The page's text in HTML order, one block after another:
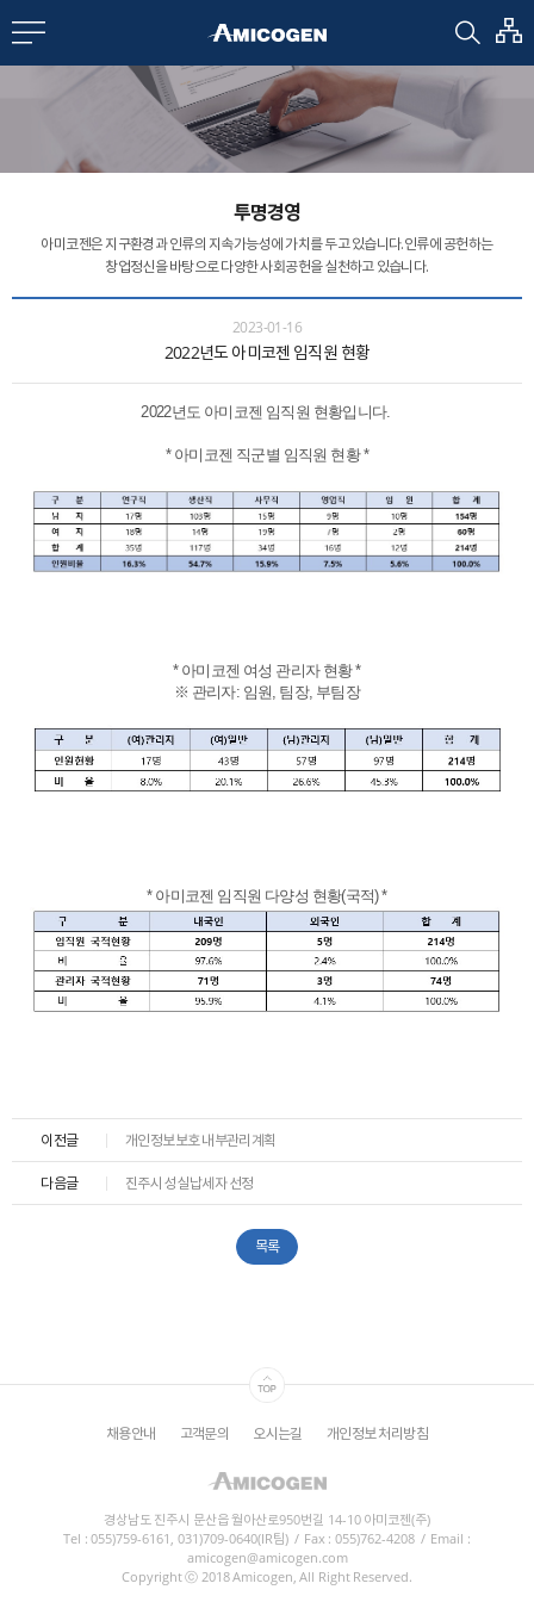
us
투명경영
아미코젠은 지구환경과 인류의 지속가능성에 가치를 두고 있습니다.인류에 공헌하는
창업정신을 바탕으로 다양한 사회공헌을 실천하고 있습니다.
2023-01-16
2022년도 아미코젠 임직원 현황
​2022년도 아미코젠 임직원 현황입니다.
* 아미코젠 직군별 임직원 현황 *
* 아미코젠 여성 관리자 현황 *
※ 관리자: 임원, 팀장, 부팀장
* 아미코젠 임직원 다양성 현황(국적) *
이전글 개인정보보호 내부관리계획
다음글 진주시 성실납세자 선정
목록
채용안내 고객문의 오시는길 개인정보 처리방침
경상남도 진주시 문산읍 월아산로950번길 14-10 아미코젠(주)
Tel : 055)759-6161, 031)709-0640(IR팀) / Fax : 055)762-4208 / Email :
amicogen@amicogen.com
Copyright ⓒ 2018 Amicogen, All Right Reserved.